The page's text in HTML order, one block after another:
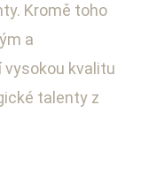
Kromě toho
a
kvalitu
talenty z